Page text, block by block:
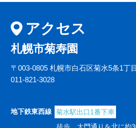
アクセス
札幌市菊寿園
〒003-0805 札幌市白石区菊水5条1丁
011-821-3028
地下鉄東西線 菊水駅出口1番下車